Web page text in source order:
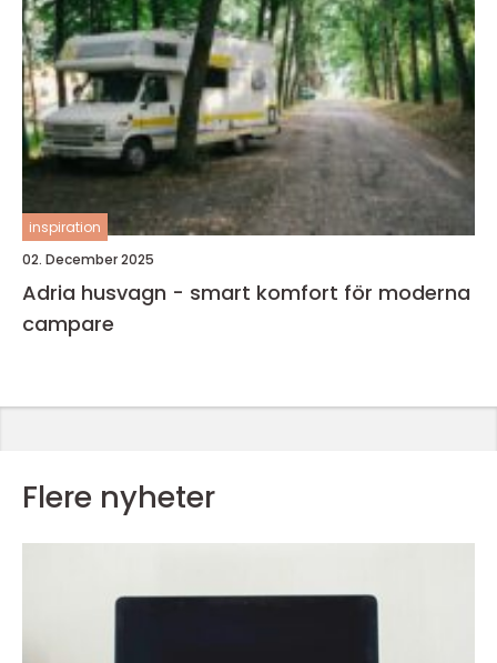
inspiration
02. December 2025
Adria husvagn - smart komfort för moderna
campare
Flere nyheter